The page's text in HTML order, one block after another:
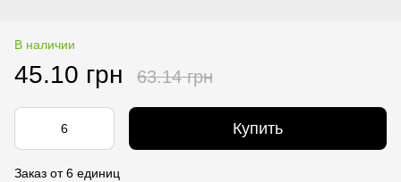
В наличии
45.10 грн 63.14 грн
Купить
Заказ от 6 единиц